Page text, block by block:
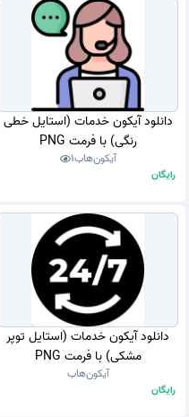
دانلود آیکون خدمات (استایل خطی
رنگی) با فرمت PNG
آیکون‌هاب1
رایگان
دانلود آیکون خدمات (استایل توپر
مشکی) با فرمت PNG
آیکون‌هاب
رایگان